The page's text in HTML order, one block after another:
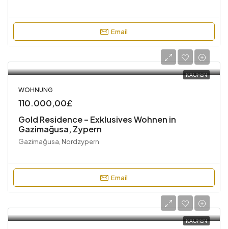
Email
KAUFEN
WOHNUNG
110.000,00£
Gold Residence – Exklusives Wohnen in
Gazimağusa, Zypern
Gazimağusa, Nordzypern
Email
KAUFEN